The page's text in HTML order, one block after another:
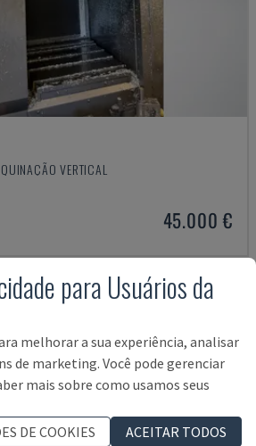
VERTICAL
45.000 €
para Usuários da
melhorar a sua experiência, analisar
de marketing. Você pode gerenciar
mais sobre como usamos seus
DE COOKIES
ACEITAR TODOS